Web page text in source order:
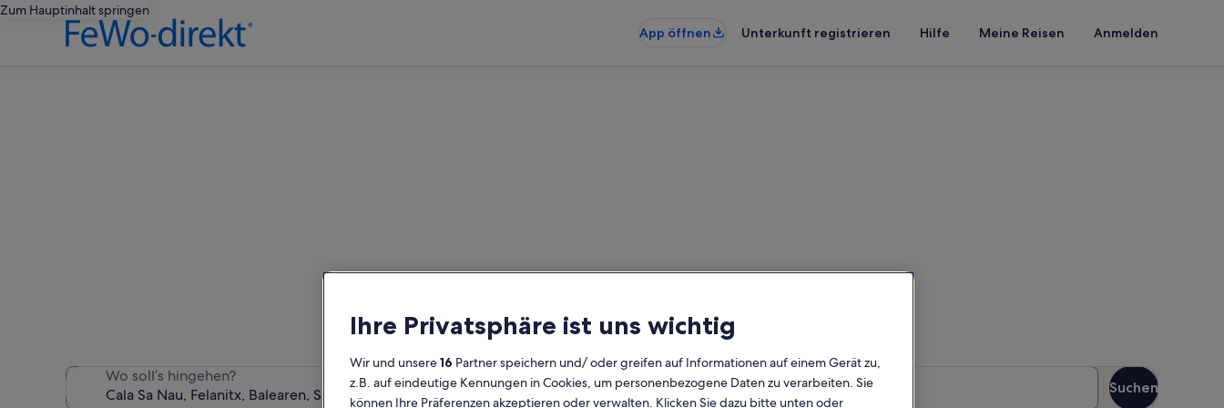
Zum Hauptinhalt springen
App öffnen
Unterkunft registrieren Hilfe Meine Reisen Anmelden
Finde Ferienunterkünfte am Meer nahe Cala Sa Nau
die Verfügbarkeit zu prüfen
Wo soll’s hingehen? Daten
Gäste
2 Gäste
Suchen
Ihre Privatsphäre ist uns wichtig
Wir und unsere16 Partner speichern und/ oder greifen auf Informationen auf einem Gerät zu,
z.B. auf eindeutige Kennungen in Cookies, um personenbezogene Daten zu verarbeiten. Sie
können Ihre Präferenzen akzeptieren oder verwalten. Klicken Sie dazu bitte unten oder